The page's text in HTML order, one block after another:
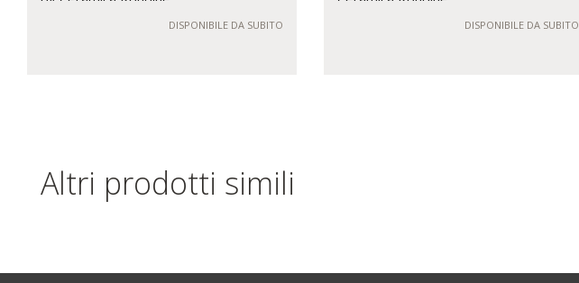
DISPONIBILE DA SUBITO DISPONIBILE DA SUBITO
Altri prodotti simili